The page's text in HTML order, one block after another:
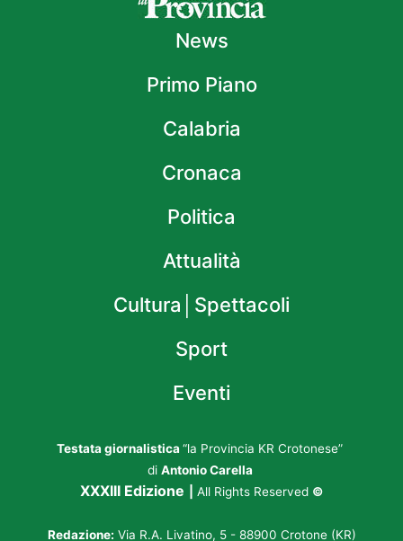
News
Primo Piano
Calabria
Cronaca
Politica
Attualità
Cultura│Spettacoli
Sport
Eventi
Testata giornalistica “la Provincia KR Crotonese”
di Antonio Carella
XXXIII Edizione All Rights Reserved ©
Redazione: Via R.A. Livatino, 5 - 88900 Crotone (KR)